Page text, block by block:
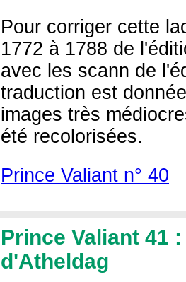
Pour corriger cette
1772 à 1788 de
avec les scann de
traduction est
images très
été recolorisées.
Prince Valiant n° 40
Prince Valiant 41
d'Atheldag